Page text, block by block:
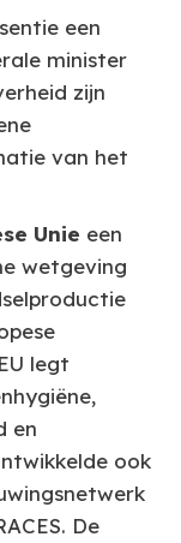
een
minister
zijn
van het
Unie een
wetgeving
legt
en
ook
De